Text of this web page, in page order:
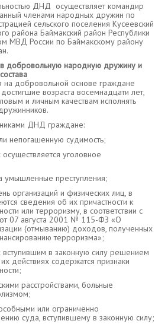
ДНД осуществляет командир
членами народных дружин по
сельского поселения Кусеевский
района Баймакский район Республики
МВД России по Баймакскому району
добровольную народную дружину и
добровольной основе граждане
возраста восемнадцати лет,
и личным качествам исполнять
ДНД граждане:
непогашенную судимость;
уголовное
умышленные преступления;
организаций и физических лиц, в
сведения об их причастности к
или терроризму, в соответствии с
07 августа 2001 № 115-ФЗ «О
(отмыванию) доходов, полученных
терроризма»;
в законную силу решением
действиях содержатся признаки
расстройствами, больные
или ограниченно
суда, вступившему в законную силу;